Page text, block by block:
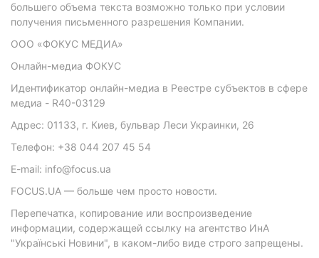
большего объема текста возможно только при условии
получения письменного разрешения Компании.
ООО «ФОКУС МЕДИА»
Онлайн-медиа ФОКУС
Идентификатор онлайн-медиа в Реестре субъектов в сфере
медиа - R40-03129
Адрес: 01133, г. Киев, бульвар Леси Украинки, 26
Телефон: +38 044 207 45 54
E-mail: info@focus.ua
FOCUS.UA — больше чем просто новости.
Перепечатка, копирование или воспроизведение
информации, содержащей ссылку на агентство ИнА
"Українські Новини", в каком-либо виде строго запрещены.